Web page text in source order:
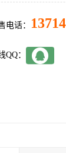
电话：
QQ：